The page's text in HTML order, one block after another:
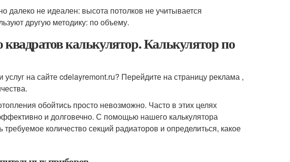
далеко не идеален: высота потолков не учитывается
другую методику: по объему.
квадратов калькулятор. Калькулятор по
на сайте cdelayremont.ru? Перейдите на страницу реклама ,
обойтись просто невозможно. Часто в этих целях
и долговечно. С помощью нашего калькулятора
количество секций радиаторов и определиться, какое